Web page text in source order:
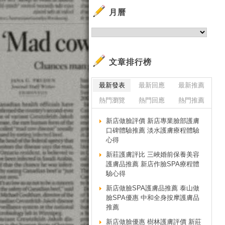
月曆
文章排行榜
最新發表 最新回應
最新推薦
熱門瀏覽
熱門回應 熱門推薦
新店做臉評價 新店專業臉部護膚
口碑體驗推薦 淡水護膚療程體驗
心得
新莊護膚評比 三峽婚前保養美容
護膚品推薦 新店作臉SPA療程體
驗心得
新店做臉SPA護膚品推薦 泰山做
臉SPA優惠 中和全身按摩護膚品
推薦
新店做臉優惠 樹林護膚評價 新莊